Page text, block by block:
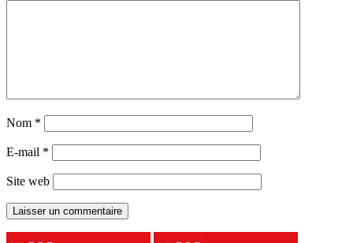
Nom *
E-mail *
Site web